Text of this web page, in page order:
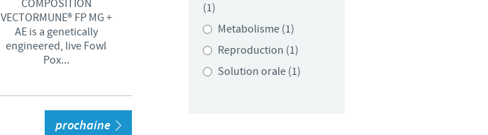
(1)
Metabolisme (1)
Reproduction (1)
Solution orale (1)
COMPOSITION
VECTORMUNE® FP MG +
AE is a genetically
engineered, live Fowl
Pox...
prochaine